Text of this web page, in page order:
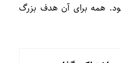
همه برای آن هدف بزرگ